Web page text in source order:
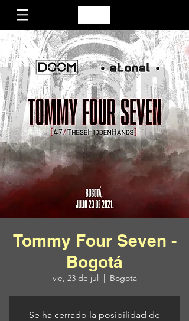
Tommy Four Seven -
Bogotá
vie, 23 de jul
  |
Bogotá
Se ha cerrado la posibilidad de